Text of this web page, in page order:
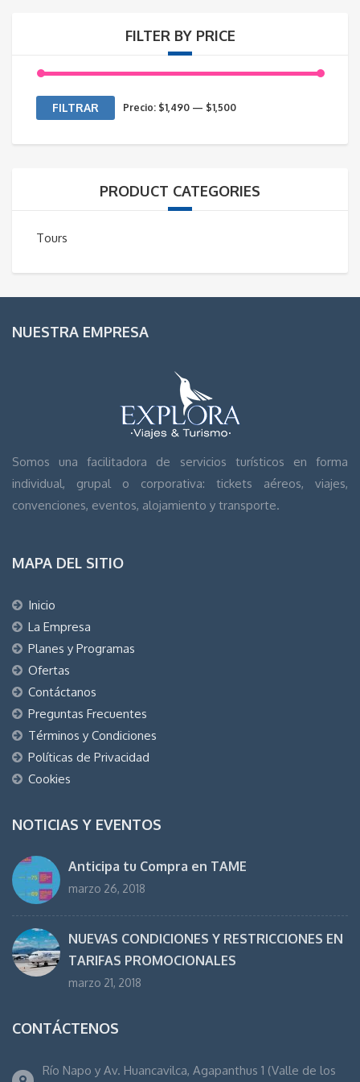
FILTER BY PRICE
Precio
Precio
FILTRAR Precio: $1,490 — $1,500
PRODUCT CATEGORIES
Tours
NUESTRA EMPRESA
Somos una facilitadora de servicios turísticos en forma
individual, grupal o corporativa: tickets aéreos, viajes,
convenciones, eventos, alojamiento y transporte.
MAPA DEL SITIO
Inicio
La Empresa
Planes y Programas
Ofertas
Contáctanos
Preguntas Frecuentes
Términos y Condiciones
Políticas de Privacidad
Cookies
NOTICIAS Y EVENTOS
Anticipa tu Compra en TAME
marzo 26, 2018
NUEVAS CONDICIONES Y RESTRICCIONES EN
TARIFAS PROMOCIONALES
marzo 21, 2018
CONTÁCTENOS
Río Napo y Av. Huancavilca, Agapanthus 1 (Valle de los